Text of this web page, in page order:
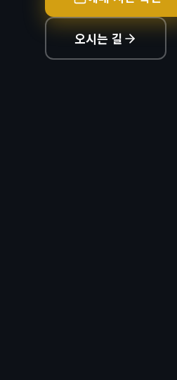
오시는 길